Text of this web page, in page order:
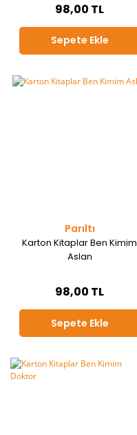
98,00 TL
Sepete Ekle
Parıltı
Karton Kitaplar Ben Kimim
Aslan
98,00 TL
Sepete Ekle